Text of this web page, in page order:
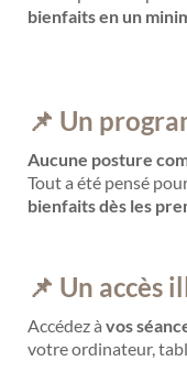
bienfaits en un
📌 Un
Aucune posture
Tout a été pensé
bienfaits dès les
📌 Un accès
Accédez à vos
votre ordinateur,